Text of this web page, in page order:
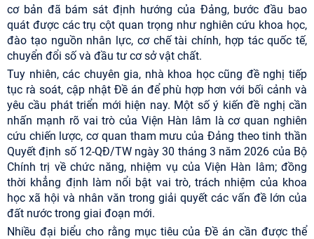
cơ bản đã bám sát định hướng của Đảng, bước đầu bao
quát được các trụ cột quan trọng như nghiên cứu khoa học,
đào tạo nguồn nhân lực, cơ chế tài chính, hợp tác quốc tế,
chuyển đổi số và đầu tư cơ sở vật chất.
Tuy nhiên, các chuyên gia, nhà khoa học cũng đề nghị tiếp
tục rà soát, cập nhật Đề án để phù hợp hơn với bối cảnh và
yêu cầu phát triển mới hiện nay. Một số ý kiến đề nghị cần
nhấn mạnh rõ vai trò của Viện Hàn lâm là cơ quan nghiên
cứu chiến lược, cơ quan tham mưu của Đảng theo tinh thần
Quyết định số 12-QĐ/TW ngày 30 tháng 3 năm 2026 của Bộ
Chính trị về chức năng, nhiệm vụ của Viện Hàn lâm; đồng
thời khẳng định làm nổi bật vai trò, trách nhiệm của khoa
học xã hội và nhân văn trong giải quyết các vấn đề lớn của
đất nước trong giai đoạn mới.
Nhiều đại biểu cho rằng mục tiêu của Đề án cần được thể